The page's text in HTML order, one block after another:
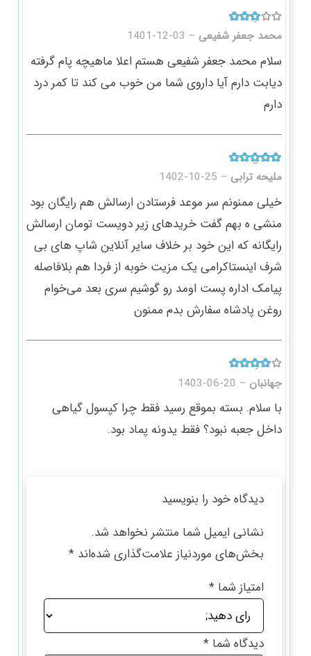
3 از ۵
محمد جعفر شفیعی –
1401-12-03
سلام محمد جعفر شفیعی هستم اعلا ماهیچه پام‌ گرفته
دیابت دارم آیا داروی شما من خوب می کند تا کمر درد
دارم
امتیاز 5از ۵
ملیحه ترابی –
1402-10-25
خیلی ممنونم سر موعد فرستادن ارسالش هم رایگان بود
منشی ه بهم گفت خریدهای زیر دویست تومان ارسالش
رایگانه که این خود بر خلاف سایر آنلاین شاپ های بی
شرف اینستاکرامی یک مزیت خوبه از فردا هم بلافاصله
پیامک اداره پست اومد رو گوشیم سری بعد می‌خوام
روغن پادشاه سفارش بدم ممنون
امتیاز4
جهانبان –
1403-06-20
با سلام. بسته بموقع رسید فقط چرا کپسول گیاهی
داخل جعبه نبود؟ فقط یدونه پماد بود.
دیدگاه خود را بنویسید
نشانی ایمیل شما منتشر نخواهد شد.
بخش‌های موردنیاز علامت‌گذاری شده‌اند *
امتیاز شما *
دیدگاه شما *